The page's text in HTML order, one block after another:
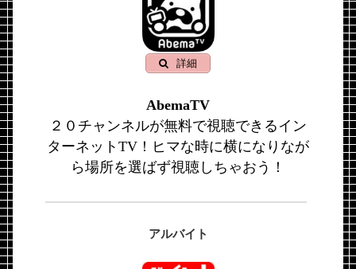
詳細
AbemaTV
２０チャンネルが無料で視聴できるイン
ターネットTV！ヒマな時に横になりなが
ら場所を選ばず視聴しちゃおう！
アルバイト